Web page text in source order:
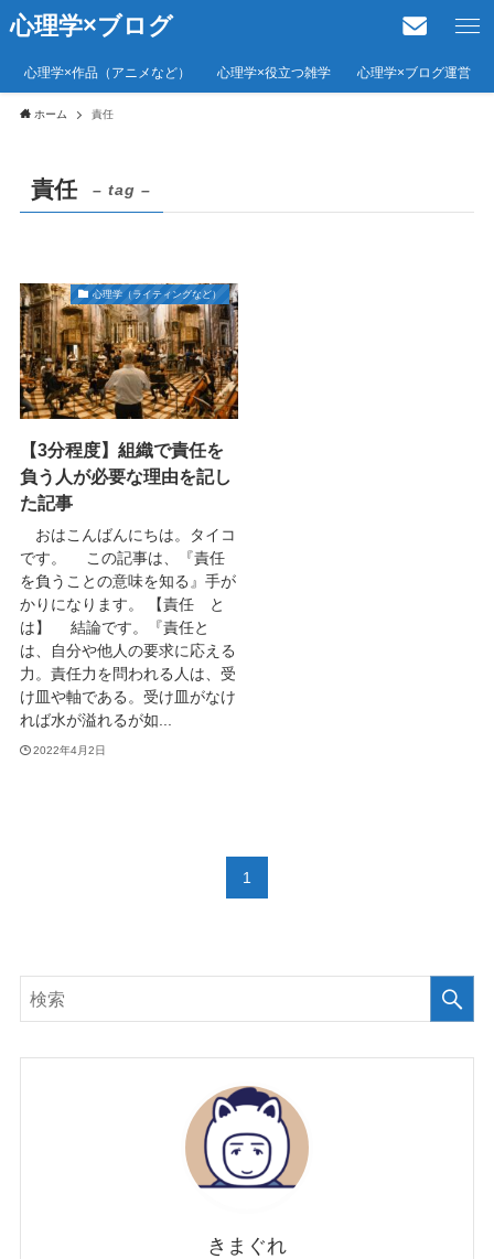
心理学×ブログ
心理学×作品（アニメなど） 心理学×役立つ雑学 心理学×ブログ運営
ホーム 責任
責任 – tag –
心理学（ライティングなど）
【3分程度】組織で責任を
負う人が必要な理由を記し
た記事
おはこんばんにちは。タイコ
です。 この記事は、『責任
を負うことの意味を知る』手が
かりになります。 【責任 と
は】 結論です。『責任と
は、自分や他人の要求に応える
力。責任力を問われる人は、受
け皿や軸である。受け皿がなけ
れば水が溢れるが如...
2022年4月2日
1
きまぐれ